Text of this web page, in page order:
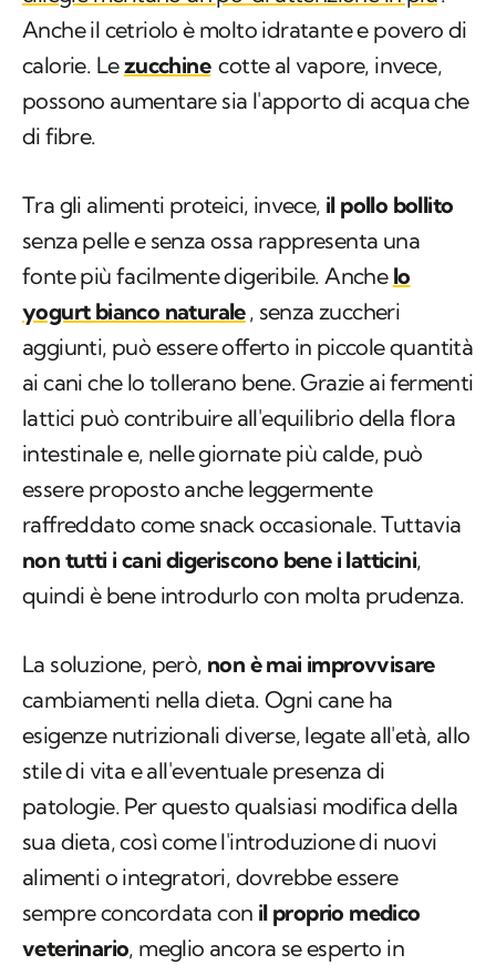
Anche il cetriolo è molto idratante e povero di
calorie. Lezucchine cotte al vapore, invece,
possono aumentare sia l'apporto di acqua che
di fibre.
Tra gli alimenti proteici, invece, il pollo bollito
senza pelle e senza ossa rappresenta una
fonte più facilmente digeribile. Anche lo
yogurt bianco naturale, senza zuccheri
aggiunti, può essere offerto in piccole quantità
ai cani che lo tollerano bene. Grazie ai fermenti
lattici può contribuire all'equilibrio della flora
intestinale e, nelle giornate più calde, può
essere proposto anche leggermente
raffreddato come snack occasionale. Tuttavia
non tutti i cani digeriscono bene i latticini,
quindi è bene introdurlo con molta prudenza.
La soluzione, però, non è mai improvvisare
cambiamenti nella dieta. Ogni cane ha
esigenze nutrizionali diverse, legate all'età, allo
stile di vita e all'eventuale presenza di
patologie. Per questo qualsiasi modifica della
sua dieta, così come l'introduzione di nuovi
alimenti o integratori, dovrebbe essere
sempre concordata con il proprio medico
veterinario, meglio ancora se esperto in